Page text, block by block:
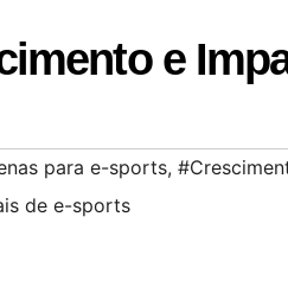
e
para e-sports,
de e-sports